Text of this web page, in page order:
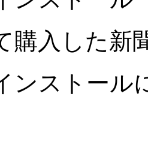
購入した新
ンストール